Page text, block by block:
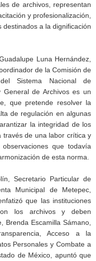
de archivos, representan
y profesionalización,
a la dignificación
Luna Hernández,
de la Comisión de
Sistema Nacional de
General de Archivos es un
que pretende resolver la
de regulación en algunas
la integridad de los
través de una labor crítica y
que todavía
de esta norma.
Secretario Particular de
Municipal de Metepec,
que las instituciones
los archivos y deben
Brenda Escamilla Sámano,
Acceso a la
Personales y Combate a
de México, apuntó que